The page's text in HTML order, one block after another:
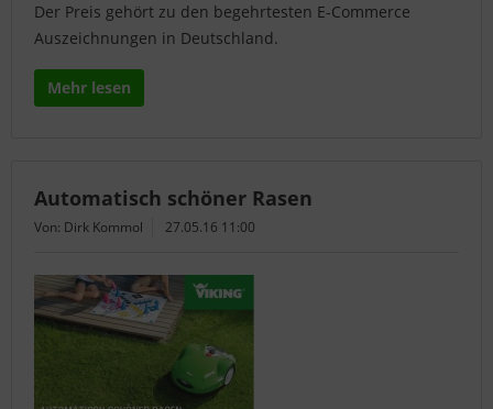
Der Preis gehört zu den begehrtesten E-Commerce
Auszeichnungen in Deutschland.
Mehr lesen
Automatisch schöner Rasen
Von: Dirk Kommol 27.05.16 11:00